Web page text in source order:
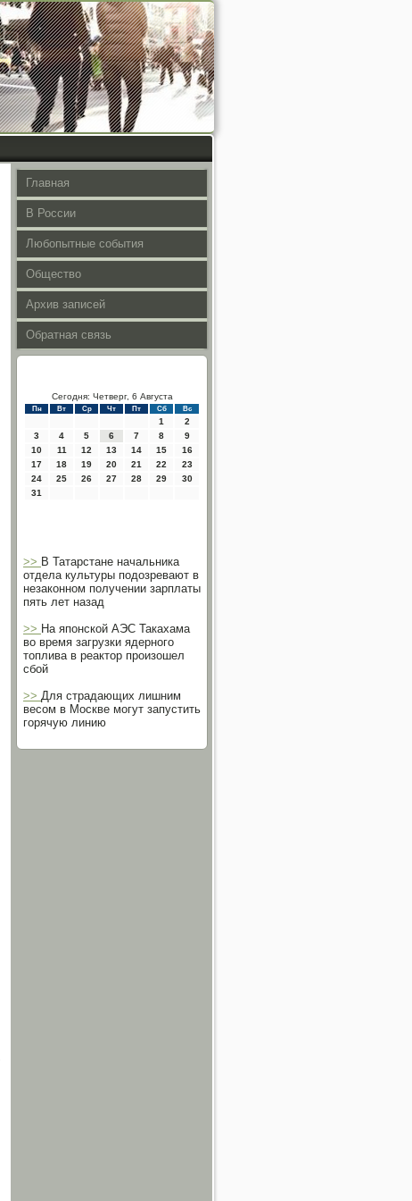
Главная
В России
Любопытные события
Общество
Архив записей
Обратная связь
Сегодня: Четверг, 6 Августа
Пн Вт Ср Чт Пт Сб Вс
1
2
3
4 5 6 7 8
9
10
11 12 13 14 15
16
17
18 19 20 21 22
23
24
25 26 27 28 29
30
31
>> В Татарстане начальника
отдела культуры подозревают в
незаконном получении зарплаты
пять лет назад
>> На японской АЭС Такахама
во время загрузки ядерного
топлива в реактор произошел
сбой
>> Для страдающих лишним
весом в Москве могут запустить
горячую линию